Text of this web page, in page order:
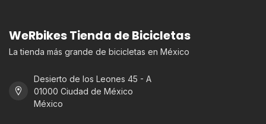
WeRbikes Tienda de Bicicletas
La tienda más grande de bicicletas en México
Desierto de los Leones 45 - A
01000 Ciudad de México
México